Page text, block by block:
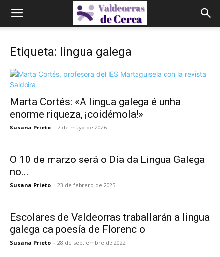
Etiqueta: lingua galega
Marta Cortés: «A lingua galega é unha
enorme riqueza, ¡coidémola!»
Susana Prieto - 7 de mayo de 2026
O 10 de marzo será o Día da Lingua Galega
no...
Susana Prieto - 23 de febrero de 2025
Escolares de Valdeorras traballarán a lingua
galega ca poesía de Florencio
Susana Prieto - 28 de septiembre de 2022